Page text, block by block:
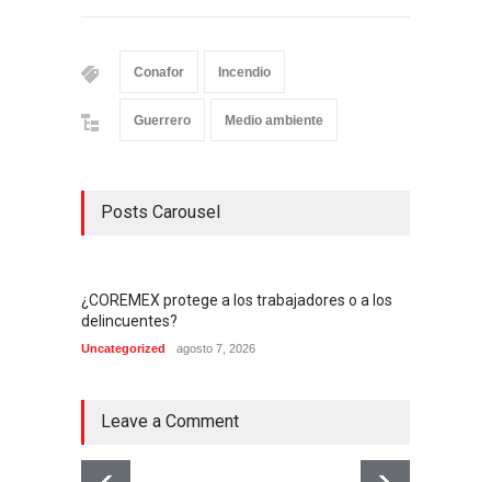
Conafor Incendio
Guerrero Medio ambiente
Posts Carousel
¿COREMEX protege a los trabajadores o a los
delincuentes?
Uncategorized agosto 7, 2026
Leave a Comment